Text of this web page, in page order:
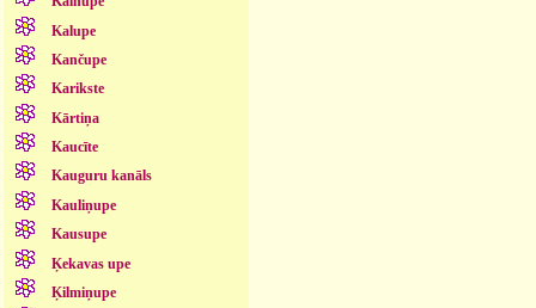
Kalupe
Kančupe
Karikste
Kārtiņa
Kaucīte
Kauguru kanāls
Kauliņupe
Kausupe
Ķekavas upe
Ķilmiņupe